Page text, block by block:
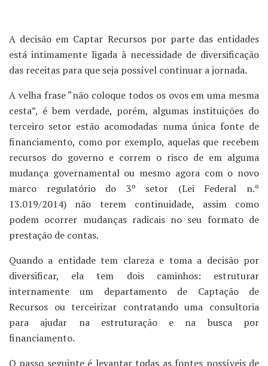
A decisão em Captar Recursos por parte das entidades
está intimamente ligada à necessidade de diversificação
das receitas para que seja possível continuar a jornada.
A velha frase “não coloque todos os ovos em uma mesma
cesta”, é bem verdade, porém, algumas instituições do
terceiro setor estão acomodadas numa única fonte de
financiamento, como por exemplo, aquelas que recebem
recursos do governo e correm o risco de em alguma
mudança governamental ou mesmo agora com o novo
marco regulatório do 3º setor (Lei Federal n.º
13.019/2014) não terem continuidade, assim como
podem ocorrer mudanças radicais no seu formato de
prestação de contas.
Quando a entidade tem clareza e toma a decisão por
diversificar, ela tem dois caminhos: estruturar
internamente um departamento de Captação de
Recursos ou terceirizar contratando uma consultoria
para ajudar na estruturação e na busca por
financiamento.
O passo seguinte é levantar todas as fontes possíveis de